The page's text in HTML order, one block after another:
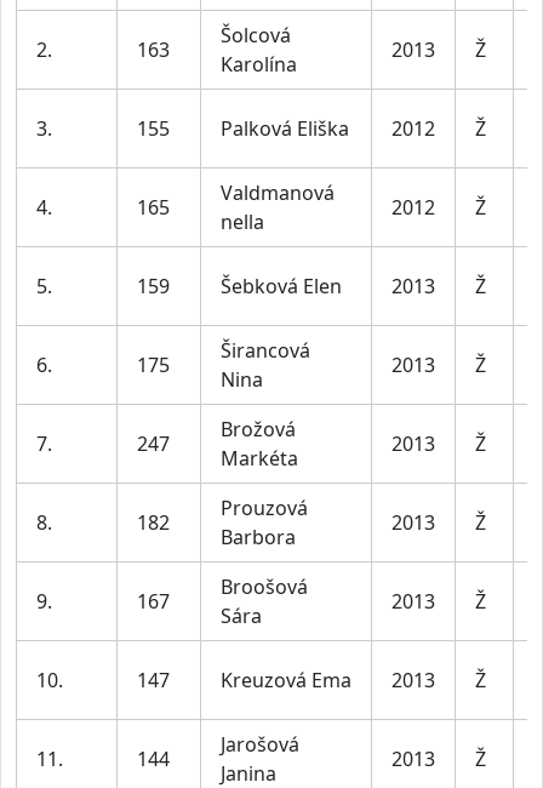
2. 163
Šolcová
Karolína
2013 Ž
3. 155 Palková Eliška 2012 Ž
4. 165
Valdmanová
nella
2012 Ž
5. 159 Šebková Elen 2013 Ž
6. 175
Širancová
Nina
2013 Ž
7. 247
Brožová
Markéta
2013 Ž
8. 182
Prouzová
Barbora
2013 Ž
9. 167
Broošová
Sára
2013 Ž
10. 147 Kreuzová Ema 2013 Ž
11. 144
Jarošová
Janina
2013 Ž